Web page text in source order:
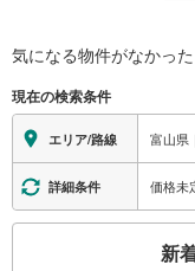
気になる物件がなかっ
現在の検索条件
エリア/路線 富山県
詳細条件 価格未
新